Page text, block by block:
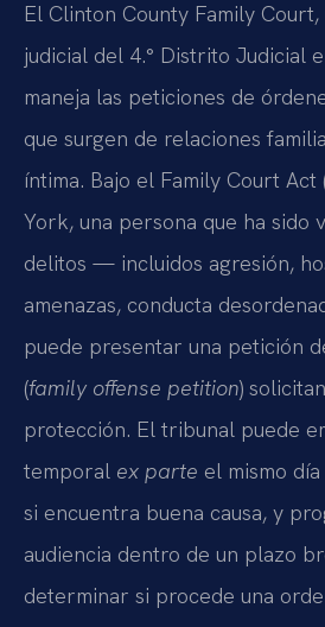
El Clinton County Family
judicial del 4.° Distrito Judicial
maneja las peticiones de
que surgen de relaciones
íntima. Bajo el Family Court Act
York, una persona que ha sido
delitos — incluidos agresión,
amenazas, conducta
puede presentar una petición
(family offense petition)
protección. El tribunal puede
temporal ex parte el mismo
si encuentra buena causa, y
audiencia dentro de un plazo
determinar si procede una